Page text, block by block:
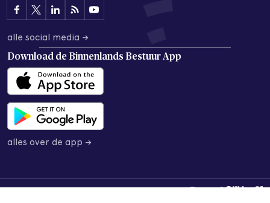
alle social media →
Download de Binnenlands Bestuur App
alles over de app →